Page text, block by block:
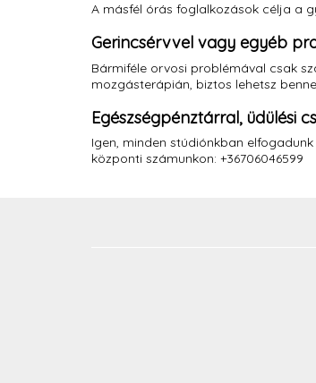
A másfél órás foglalkozások célja a
Gerincsérvvel vagy egyéb
Bármiféle orvosi problémával csak
mozgásterápián, biztos lehetsz
Egészségpénztárral, üdülési
Igen, minden stúdiónkban
központi számunkon: +36706046599